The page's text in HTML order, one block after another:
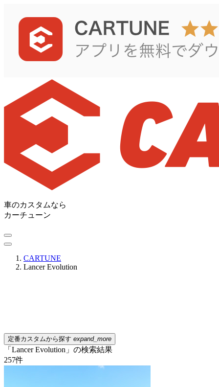
車のカスタムなら
カーチューン
CARTUNE
Lancer Evolution
定番カスタムから探す expand_more
「Lancer Evolution」の検索結果
257件